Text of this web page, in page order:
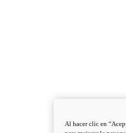
Al hacer clic en